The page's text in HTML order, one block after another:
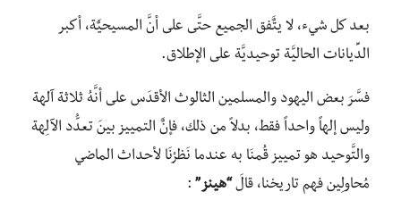
بعد كل شيء، لا يتٌَفق الجميع حتَّى على أنَّ المسيحيٌَة، أكبر
الدِّيانات الحاليَّة توحيديَّة على الإطلاق.
فسَّرَ بعض اليهود والمسلمين الثالوث الأقدَس على أنَّهُ ثلاثة آلهة
وليس إلهاً واحداً فقط، بدلاً من ذلك، فإنٌَ التمييز بينَ تعدُّد الآلِهة
والتَّوحيد هو تمييز قُمنَا به عندما نَظرْنَا لأحداث الماضي
مُحاولِين فهم تاريخنا، قالَ “هينز” :